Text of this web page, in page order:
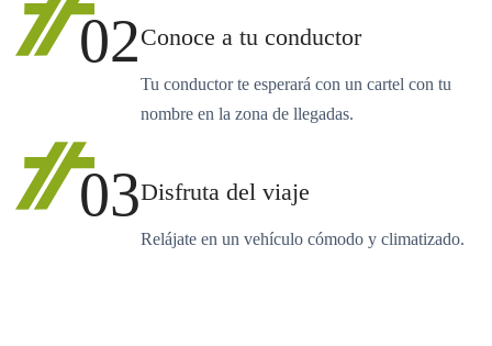
02Conoce a tu conductor
Tu conductor te esperará con un cartel con tu
nombre en la zona de llegadas.
03Disfruta del viaje
Relájate en un vehículo cómodo y climatizado.